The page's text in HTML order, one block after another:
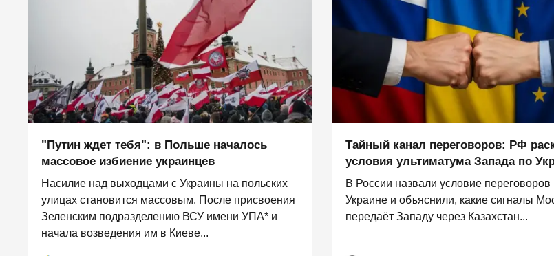
"Путин ждет тебя": в Польше началось
массовое избиение украинцев
Насилие над выходцами с Украины на польских
улицах становится массовым. После присвоения
Зеленским подразделению ВСУ имени УПА* и
начала возведения им в Киеве...
Тайный канал переговоров: РФ
условия ультиматума Запада по
В России назвали условие переговоров
Украине и объяснили, какие сигналы
передаёт Западу через Казахстан...